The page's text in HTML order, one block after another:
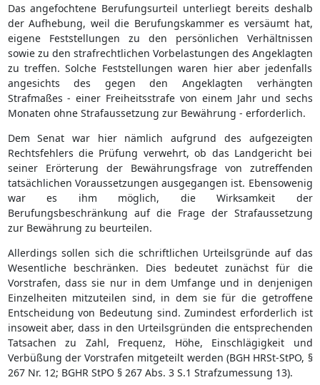
Das angefochtene Berufungsurteil unterliegt bereits deshalb
der Aufhebung, weil die Berufungskammer es versäumt hat,
eigene Feststellungen zu den persönlichen Verhältnissen
sowie zu den strafrechtlichen Vorbelastungen des Angeklagten
zu treffen. Solche Feststellungen waren hier aber jedenfalls
angesichts des gegen den Angeklagten verhängten
Strafmaßes - einer Freiheitsstrafe von einem Jahr und sechs
Monaten ohne Strafaussetzung zur Bewährung - erforderlich.
Dem Senat war hier nämlich aufgrund des aufgezeigten
Rechtsfehlers die Prüfung verwehrt, ob das Landgericht bei
seiner Erörterung der Bewährungsfrage von zutreffenden
tatsächlichen Voraussetzungen ausgegangen ist. Ebensowenig
war es ihm möglich, die Wirksamkeit der
Berufungsbeschränkung auf die Frage der Strafaussetzung
zur Bewährung zu beurteilen.
Allerdings sollen sich die schriftlichen Urteilsgründe auf das
Wesentliche beschränken. Dies bedeutet zunächst für die
Vorstrafen, dass sie nur in dem Umfange und in denjenigen
Einzelheiten mitzuteilen sind, in dem sie für die getroffene
Entscheidung von Bedeutung sind. Zumindest erforderlich ist
insoweit aber, dass in den Urteilsgründen die entsprechenden
Tatsachen zu Zahl, Frequenz, Höhe, Einschlägigkeit und
Verbüßung der Vorstrafen mitgeteilt werden (BGH HRSt-StPO, §
267 Nr. 12; BGHR StPO § 267 Abs. 3 S.1 Strafzumessung 13).